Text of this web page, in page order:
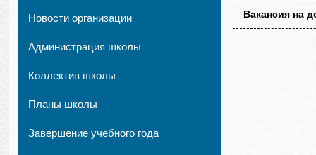
Новости организации
Администрация школы
Коллектив школы
Планы школы
Завершение учебного года
Вакансия на